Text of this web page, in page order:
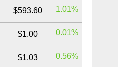
$593.60 1.01%
$1.00 0.01%
$1.03 0.56%